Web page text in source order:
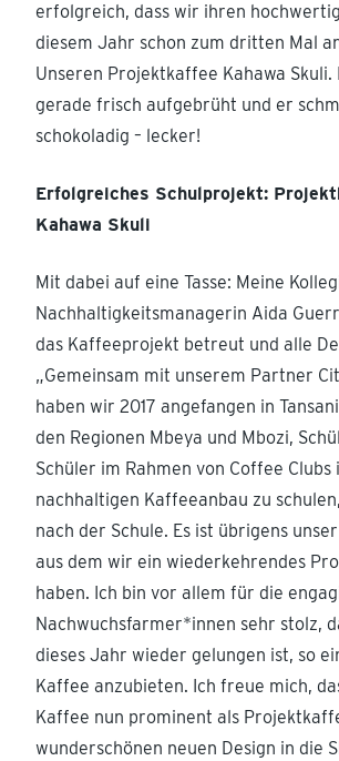
erfolgreich, dass wir ihren
diesem Jahr schon zum dritten Mal
Unseren Projektkaffee Kahawa Skuli.
gerade frisch aufgebrüht und er
schokoladig – lecker!
Erfolgreiches Schulprojekt:
Kahawa Skuli
Mit dabei auf eine Tasse: Meine
Nachhaltigkeitsmanagerin Aida
das Kaffeeprojekt betreut und alle
„Gemeinsam mit unserem Partner
haben wir 2017 angefangen in
den Regionen Mbeya und Mbozi,
Schüler im Rahmen von Coffee Clubs
nachhaltigen Kaffeeanbau zu
nach der Schule. Es ist übrigens
aus dem wir ein wiederkehrendes
haben. Ich bin vor allem für die
Nachwuchsfarmer*innen sehr stolz,
dieses Jahr wieder gelungen ist, so
Kaffee anzubieten. Ich freue mich,
Kaffee nun prominent als
wunderschönen neuen Design in die